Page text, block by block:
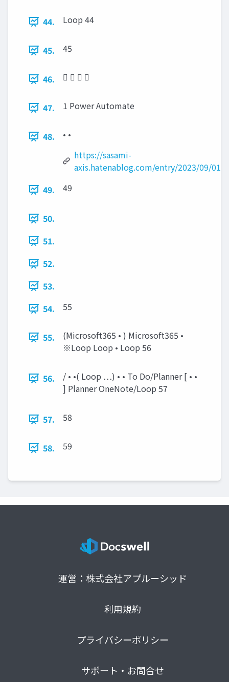
44. Loop 44
45. 45
46.    
47. 1 Power Automate
48.
• •
https://sasami-
axis.hatenablog.com/entry/2023/09/01/
49.
49
50.
51.
52.
53.
54.
55
55.
(Microsoft365 • ) Microsoft365 •
※Loop Loop • Loop 56
56.
/ • •( Loop …) • • To Do/Planner [ • •
] Planner OneNote/Loop 57
57. 58
58. 59
運営：株式会社アプルーシッド
利用規約
プライバシーポリシー
サポート・お問合せ